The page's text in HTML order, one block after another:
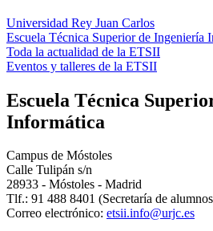
Universidad Rey Juan Carlos
Escuela Técnica Superior de Ingeniería
Toda la actualidad de la ETSII
Eventos y talleres de la ETSII
Escuela Técnica
Informática
Campus de Móstoles
Calle Tulipán s/n
28933 - Móstoles - Madrid
Tlf.: 91 488 8401 (Secretaría de
Correo electrónico: